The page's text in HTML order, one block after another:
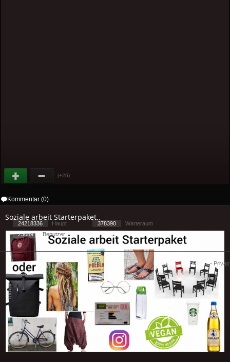
(+26)
Kommentar (0)
Soziale arbeit Starterpaket..
24218336 Haupt 378390
Warteraum
23089
Benutzer [ 1 ] - ( 2.78 )
Cookies -Impressum-